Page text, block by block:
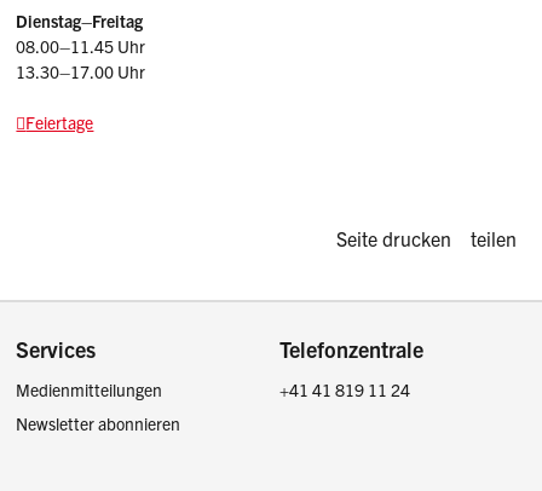
Dienstag–Freitag
08.00–11.45 Uhr
13.30–17.00 Uhr
Feiertage
Diese Seite
Seite drucken teilen
Footer
Services
Medienmitteilungen
Newsletter abonnieren
Telefonzentrale
+41 41 819 11 24